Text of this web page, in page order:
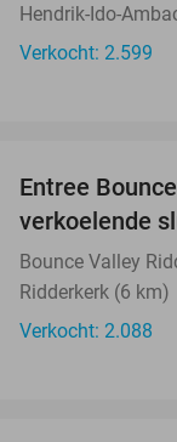
Hendrik-Ido-
Verkocht: 2.599
Entree
verkoelende
Bounce Valley
Ridderkerk (6 km)
Verkocht: 2.088